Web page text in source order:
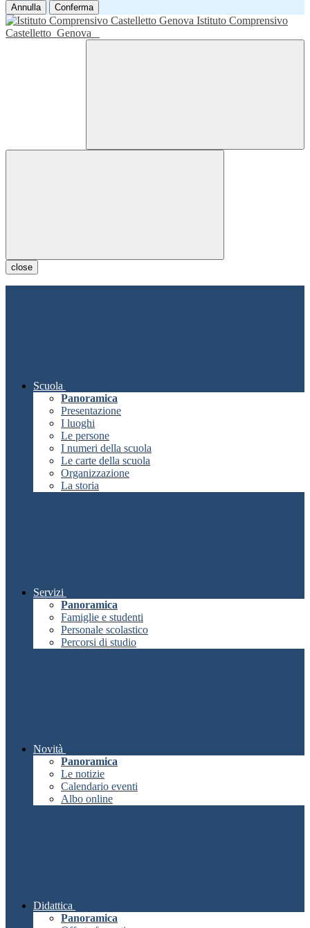
Annulla Conferma
Istituto Comprensivo
Castelletto Genova
close
Scuola
Panoramica
Presentazione
I luoghi
Le persone
I numeri della scuola
Le carte della scuola
Organizzazione
La storia
Servizi
Panoramica
Famiglie e studenti
Personale scolastico
Percorsi di studio
Novità
Panoramica
Le notizie
Calendario eventi
Albo online
Didattica
Panoramica